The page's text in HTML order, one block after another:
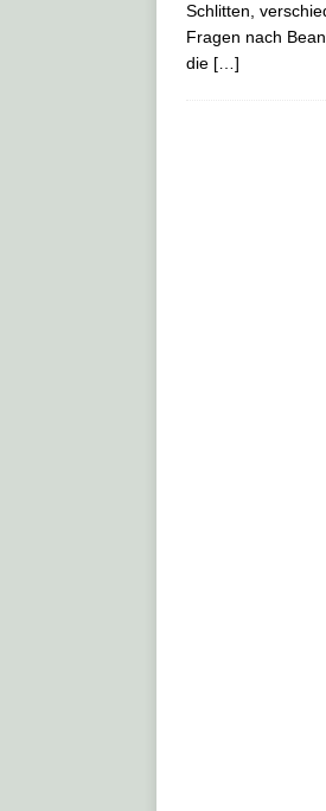
Schlitten,
Fragen nach
die […]